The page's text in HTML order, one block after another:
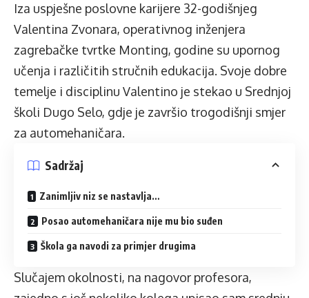
Iza uspješne poslovne karijere 32-godišnjeg
Valentina Zvonara, operativnog inženjera
zagrebačke tvrtke Monting, godine su upornog
učenja i različitih stručnih edukacija. Svoje dobre
temelje i disciplinu Valentino je stekao u Srednjoj
školi Dugo Selo, gdje je završio trogodišnji smjer
za automehaničara.
Sadržaj
Zanimljiv niz se nastavlja…
Posao automehaničara nije mu bio suđen
Škola ga navodi za primjer drugima
Slučajem okolnosti, na nagovor profesora,